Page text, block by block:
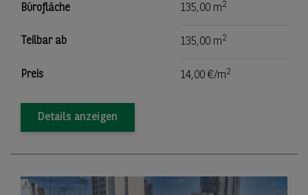
Bürofläche 135,00 m2
Teilbar ab 135,00 m2
Preis 14,00 €/m2
Details anzeigen